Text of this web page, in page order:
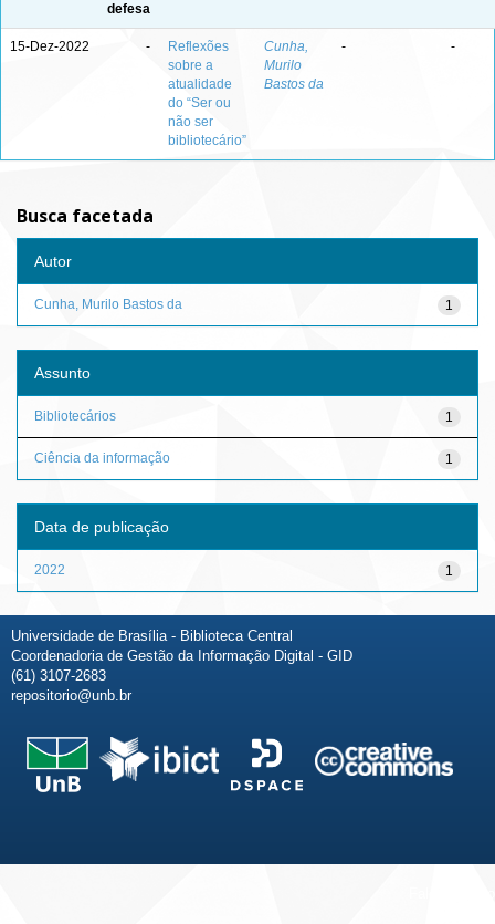
defesa
15-Dez-2022 -
Reflexões
sobre a
atualidade
do “Ser ou
não ser
bibliotecário”
Cunha,
Murilo
Bastos da
- -
Busca facetada
Autor
1
Cunha, Murilo Bastos da
Assunto
1
Bibliotecários
1
Ciência da informação
Data de publicação
1
2022
Universidade de Brasília - Biblioteca Central
Coordenadoria de Gestão da Informação Digital - GID
(61) 3107-2683
repositorio@unb.br